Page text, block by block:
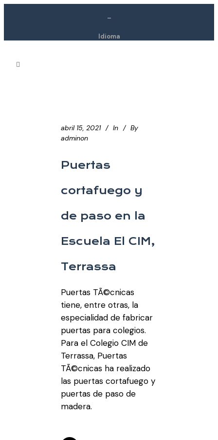
–
Idioma
abril 15, 2021 In
By
adminon
Puertas
cortafuego y
de paso en la
Escuela El CIM,
Terrassa
Puertas TÃ©cnicas
tiene, entre otras, la
especialidad de fabricar
puertas para colegios.
Para el Colegio CIM de
Terrassa, Puertas
TÃ©cnicas ha realizado
las puertas cortafuego y
puertas de paso de
madera.